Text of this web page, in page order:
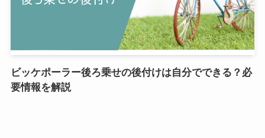
ビッケポーラー後ろ乗せの後付けは自分でできる？必
要情報を解説